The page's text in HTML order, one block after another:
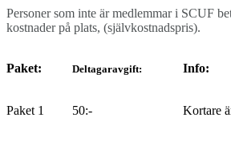
Personer som inte är medlemmar i SCUF
kostnader på plats, (självkostnadspris).
Paket: Deltagaravgift: Info:
Paket 1 50:- Kortare